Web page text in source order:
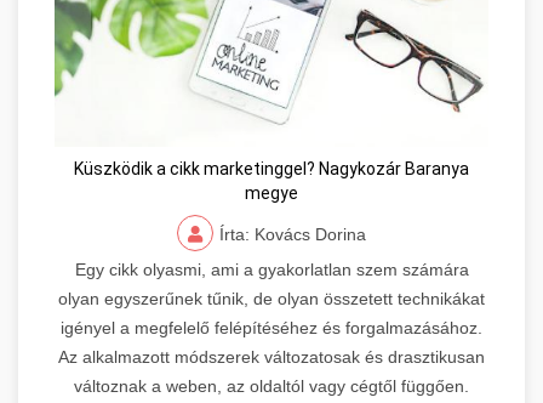
Küszködik a cikk marketinggel? Nagykozár Baranya
megye
Írta: Kovács Dorina
Egy cikk olyasmi, ami a gyakorlatlan szem számára
olyan egyszerűnek tűnik, de olyan összetett technikákat
igényel a megfelelő felépítéséhez és forgalmazásához.
Az alkalmazott módszerek változatosak és drasztikusan
változnak a weben, az oldaltól vagy cégtől függően.